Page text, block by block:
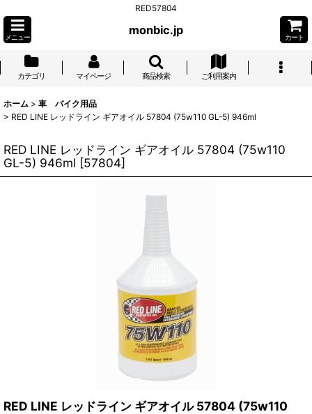
RED57804
メニュー
monbic.jp
カート
カテゴリ マイページ 商品検索 ご利用案内
ホーム > 車 バイク用品
> RED LINE レッドライン ギアオイル 57804 (75w110 GL-5) 946ml
RED LINE レッドライン ギアオイル 57804 (75w110
GL-5) 946ml [57804]
RED LINE レッドライン ギアオイル 57804 (75w110